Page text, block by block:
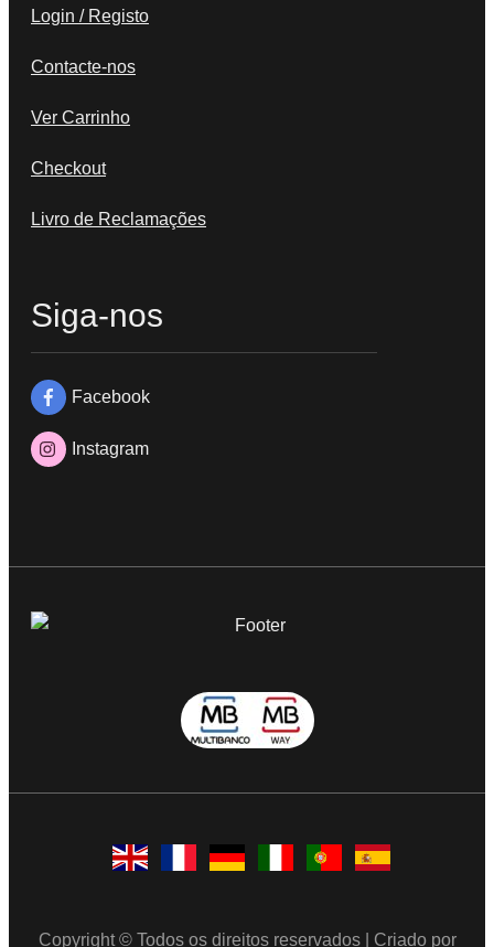
Login / Registo
Contacte-nos
Ver Carrinho
Checkout
Livro de Reclamações
Siga-nos
Facebook
Instagram
Copyright © Todos os direitos reservados | Criado por